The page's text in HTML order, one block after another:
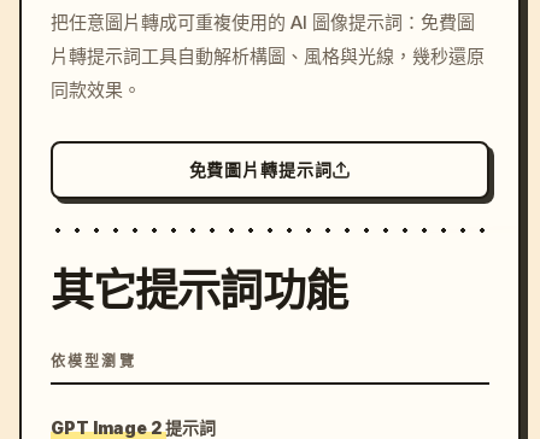
c, cyberpunk sunset, neon
colors, 8k --v 6.0
把任意圖片轉成可重複使用的 AI 圖像提示詞：免費圖
片轉提示詞工具自動解析構圖、風格與光線，幾秒還原
同款效果。
免費圖片轉提示詞
其它提示詞功能
依模型瀏覽
GPT Image 2 提示詞